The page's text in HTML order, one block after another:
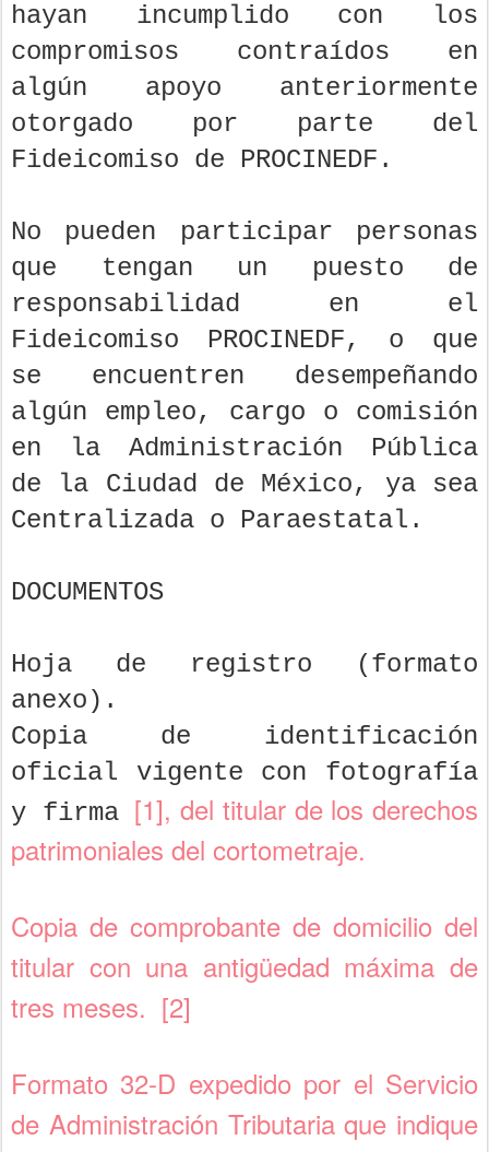
hayan incumplido con los
compromisos contraídos en
algún apoyo anteriormente
otorgado por parte del
Fideicomiso de PROCINEDF.
No pueden participar personas
que tengan un puesto de
responsabilidad en el
Fideicomiso PROCINEDF, o que
se encuentren desempeñando
algún empleo, cargo o comisión
en la Administración Pública
de la Ciudad de México, ya sea
Centralizada o Paraestatal.
DOCUMENTOS
Hoja de registro (formato
anexo).
Copia de identificación
oficial vigente con fotografía
y firma [1], del titular de los derechos
patrimoniales del cortometraje.
Copia de comprobante de domicilio del
titular con una antigüedad máxima de
tres meses. [2]
Formato 32-D expedido por el Servicio
de Administración Tributaria que indique